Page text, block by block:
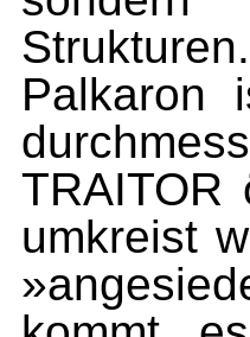
Strukturen.
Palkaron
TRAITOR
umkreist